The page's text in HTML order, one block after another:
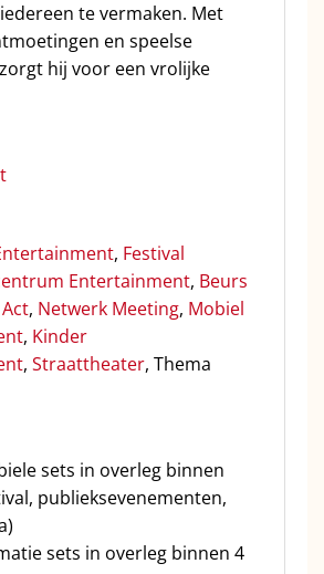
te vermaken. Met
en speelse
hij voor een vrolijke
, Festival
Entertainment, Beurs
, Netwerk Meeting, Mobiel
, Kinder
, Straattheater, Thema
sets in overleg binnen
publieksevenementen,
sets in overleg binnen 4